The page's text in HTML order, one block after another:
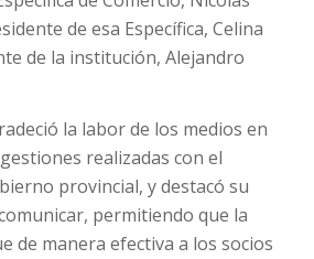
de esa Específica, Celina
de la institución, Alejandro
la labor de los medios en
realizadas con el
provincial, y destacó su
permitiendo que la
de manera efectiva a los socios